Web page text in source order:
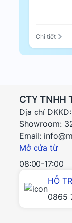
UE306
Linux. Tính
Bộ Chuyển
ai sở hữu
tiện lợi và
tầng kết nối
Chi tiết
CTY TNHH
Địa chỉ ĐKKD:
Showroom:
Email:
Mở cửa từ
08:00-17:00
HỖ
0865